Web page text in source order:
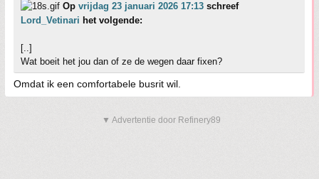
Op vrijdag 23 januari 2026 17:13 schreef
Lord_Vetinari het volgende:
[..]
Wat boeit het jou dan of ze de wegen daar fixen?
Omdat ik een comfortabele busrit wil.
▼ Advertentie door Refinery89